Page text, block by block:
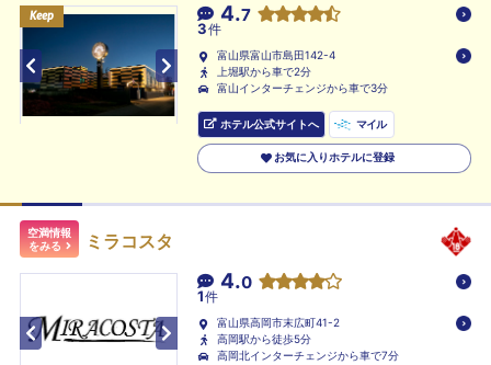
Keep Keep 4.7
3件
富山県富山市島田142-4
上堀駅から車で2分
富山インターチェンジから車で3分
ホテル公式サイトへ マイル
お気に入りホテルに登録
空満情報
をみる
ミラコスタ
4.0
1件
富山県高岡市末広町41-2
高岡駅から徒歩5分
高岡北インターチェンジから車で7分